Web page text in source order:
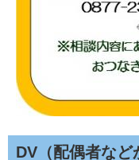
DV（配偶者など